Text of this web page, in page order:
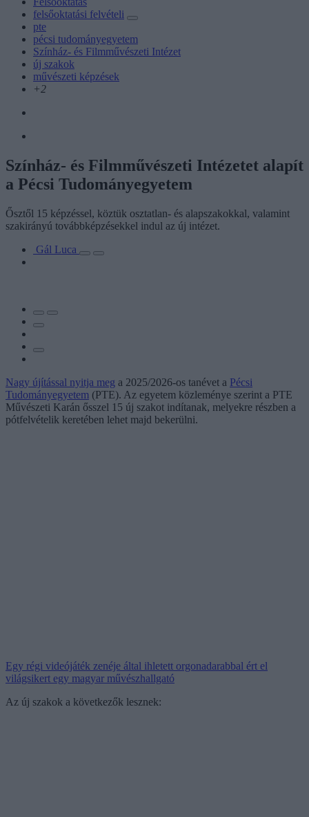
felsőoktatási felvételi
pte
pécsi tudományegyetem
Színház- és Filmművészeti Intézet
új szakok
művészeti képzések
+2
Színház- és Filmművészeti Intézetet alapít
a Pécsi Tudományegyetem
Ősztől 15 képzéssel, köztük osztatlan- és alapszakokkal, valamint
szakirányú továbbképzésekkel indul az új intézet.
Gál Luca
Nagy újítással nyitja meg a 2025/2026-os tanévet a Pécsi
Tudományegyetem (PTE). Az egyetem közleménye szerint a PTE
Művészeti Karán ősszel 15 új szakot indítanak, melyekre részben a
pótfelvételik keretében lehet majd bekerülni.
Egy régi videójáték zenéje által ihletett orgonadarabbal ért el
világsikert egy magyar művészhallgató
Az új szakok a következők lesznek: